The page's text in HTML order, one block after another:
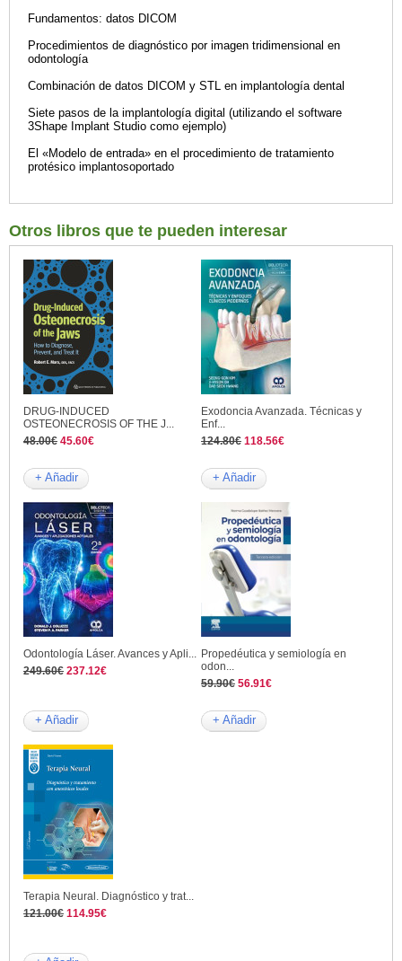
Fundamentos: datos DICOM
Procedimientos de diagnóstico por imagen tridimensional en
odontología
Combinación de datos DICOM y STL en implantología dental
Siete pasos de la implantología digital (utilizando el software
3Shape Implant Studio como ejemplo)
El «Modelo de entrada» en el procedimiento de tratamiento
protésico implantosoportado
Otros libros que te pueden interesar
DRUG-INDUCED
OSTEONECROSIS OF THE J...
48.00€ 45.60€
+ Añadir
Exodoncia Avanzada. Técnicas y
Enf...
124.80€ 118.56€
+ Añadir
Odontología Láser. Avances y Apli...
249.60€ 237.12€
+ Añadir
Propedéutica y semiología en
odon...
59.90€ 56.91€
+ Añadir
Terapia Neural. Diagnóstico y trat...
121.00€ 114.95€